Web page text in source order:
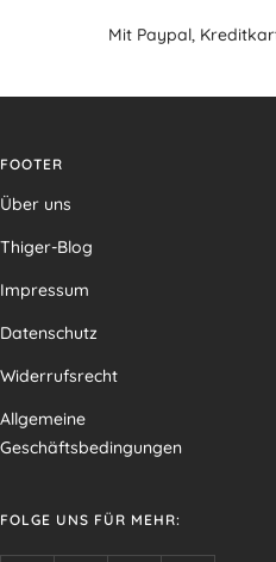
Mit Paypal,
FOOTER
Über uns
Thiger-Blog
Impressum
Datenschutz
Widerrufsrecht
Allgemeine
Geschäftsbedingungen
FOLGE UNS FÜR MEHR: